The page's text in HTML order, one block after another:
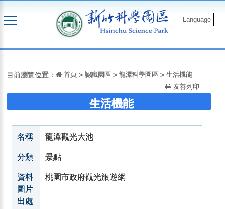
到
Language
目前瀏覽位置： 首頁 >認識園區 >龍潭科學園區 >生活機能
友善列印
生活機能
名稱 龍潭觀光大池
分類 景點
資料
圖片
出處
桃園市政府觀光旅遊網